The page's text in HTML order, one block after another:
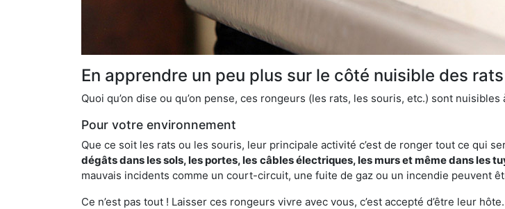
En apprendre un peu plus sur le côté nuisible des
Quoi qu’on dise ou qu’on pense, ces rongeurs (les rats, les souris, etc.) sont
Pour votre environnement
Que ce soit les rats ou les souris, leur principale activité c’est de ronger tout ce qui
dégâts dans les sols, les portes, les câbles électriques, les murs et même dans les
mauvais incidents comme un court-circuit, une fuite de gaz ou un incendie peuvent
Ce n’est pas tout ! Laisser ces rongeurs vivre avec vous, c’est accepté d’être leur